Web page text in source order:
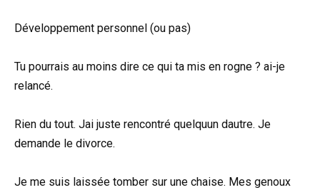
Développement personnel (ou pas)
Tu pourrais au moins dire ce qui ta mis en rogne ? ai-je
relancé.
Rien du tout. Jai juste rencontré quelquun dautre. Je
demande le divorce.
Je me suis laissée tomber sur une chaise. Mes genoux